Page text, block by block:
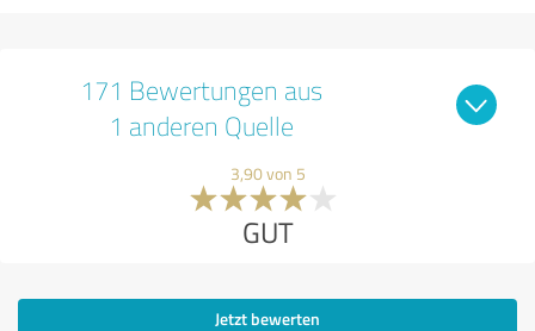
171 Bewertungen aus
1 anderen Quelle
3,90 von 5
GUT
Jetzt bewerten